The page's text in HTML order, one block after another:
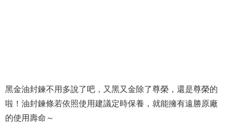
黑金油封鍊不用多說了吧，又黑又金除了尊榮，還是尊榮的
啦！油封鍊條若依照使用建議定時保養，就能擁有遠勝原廠
的使用壽命～